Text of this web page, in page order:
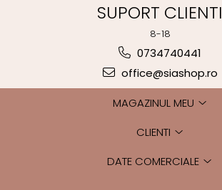
SUPORT CLIENTI
8-18
0734740441
office@siashop.ro
MAGAZINUL MEU
CLIENTI
DATE COMERCIALE